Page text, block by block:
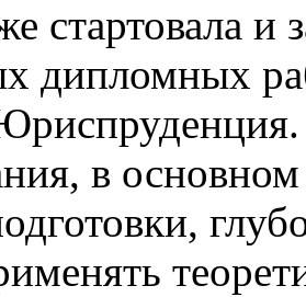
стартовала и
дипломных
в